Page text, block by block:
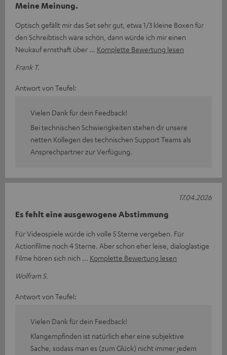
Meine Meinung.
Optisch gefällt mir das Set sehr gut, etwa 1/3 kleine Boxen für
den Schreibtisch wäre schön, dann würde ich mir einen
Neukauf ernsthaft über
Komplette Bewertung lesen
Frank T.
Antwort von Teufel:
Vielen Dank für dein Feedback!
Bei technischen Schwierigkeiten stehen dir unsere
netten Kollegen des technischen Support Teams als
Ansprechpartner zur Verfügung.
Es fehlt eine ausgewogene Abstimmung
Für Videospiele würde ich volle 5 Sterne vergeben. Für
Actionfilme noch 4 Sterne. Aber schon eher leise, dialoglastige
Filme hören sich nich
Komplette Bewertung lesen
Wolfram S.
17.04.2026
Antwort von Teufel:
Vielen Dank für dein Feedback!
Klangempfinden ist natürlich eher eine subjektive
Sache, sodass man es (zum Glück) nicht immer jedem